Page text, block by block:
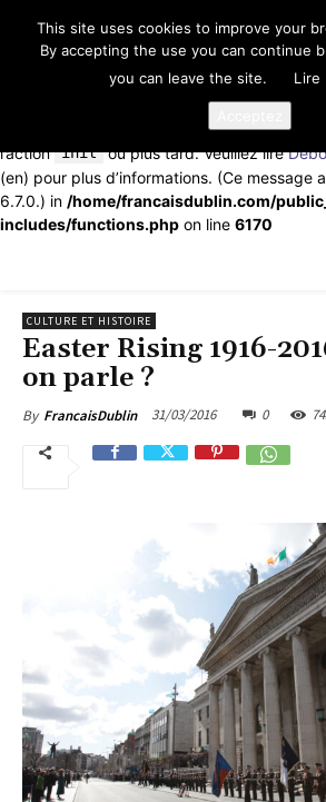
Notice: La fonction
façonincorrecte. Le chargement de la
td-cloud-library a été déclenché trop
généralement que du code dans l’extension
trop tôt. Les traductions doivent être
l’action init ou plus tard. Veuillez lire
(en) pour plus d’informations. (Ce message
6.7.0.) in /home/francaisdublin.com/
includes/functions.php on line 6170
CULTURE ET HISTOIRE
Easter Rising 1916-
on parle ?
By FrancaisDublin 31/03/2016 0
This site uses cookies to improve your
By accepting the use you can continue
you can leave the site.
Lire